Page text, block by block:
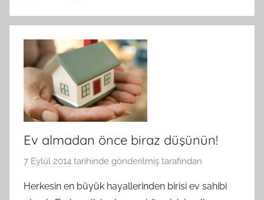
Ev almadan önce biraz düşünün!
7 Eylül 2014 tarihinde gönderilmiş tarafından
Herkesin en büyük hayallerinden birisi ev sahibi